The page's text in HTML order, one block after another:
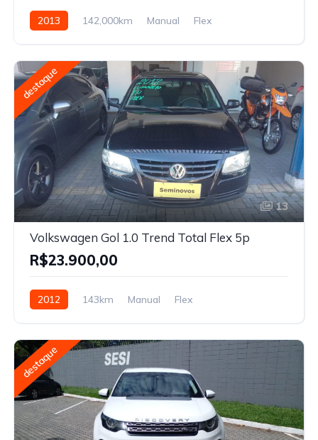
2013 142,000km Manual Flex
destaque
13
Volkswagen Gol 1.0 Trend Total Flex 5p
R$23.900,00
2012 143km Manual Flex
destaque